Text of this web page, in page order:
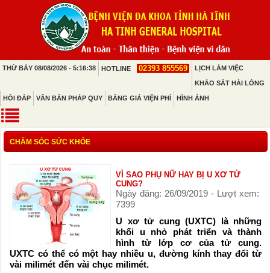
THỨ BẢY 08/08/2026 - 5:16:38 HOTLINE 02393 855569 LỊCH LÀM VIỆC
KHẢO SÁT HÀI LÒNG
HỎI ĐÁP VĂN BẢN PHÁP QUY BẢNG GIÁ VIỆN PHÍ HÌNH ẢNH
CHĂM SÓC SỨC KHỎE
VÌ SAO PHỤ NỮ HAY BỊ U XƠ TỬ
CUNG?
Ngày đăng: 26/09/2019 - Lượt xem:
7399
U xơ tử cung (UXTC) là những
khối u nhỏ phát triển và thành
hình từ lớp cơ của tử cung.
UXTC có thể có một hay nhiều u, đường kính thay đổi từ
vài milimét đến vài chục milimét.